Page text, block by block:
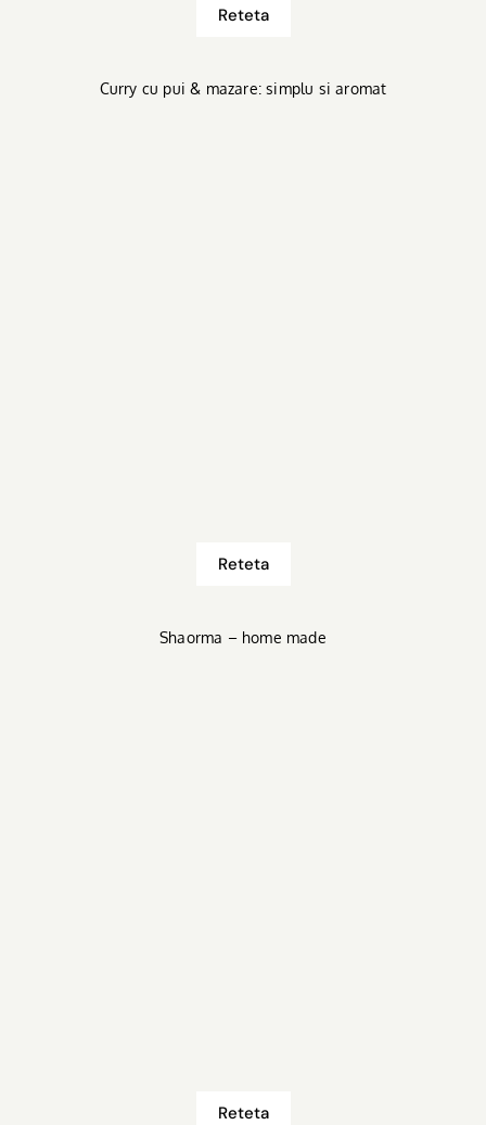
Reteta
Curry cu pui & mazare: simplu si aromat
Reteta
Shaorma – home made
Reteta